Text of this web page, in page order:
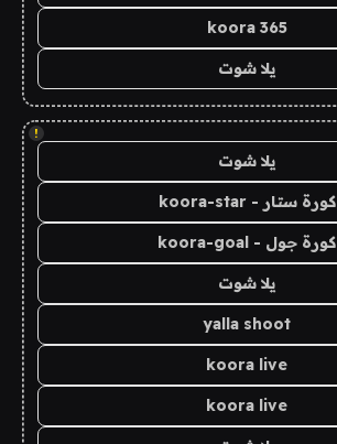
koora 365
يلا شوت
!
يلا شوت
كورة ستار - koora-star
كورة جول - koora-goal
يلا شوت
yalla shoot
koora live
koora live